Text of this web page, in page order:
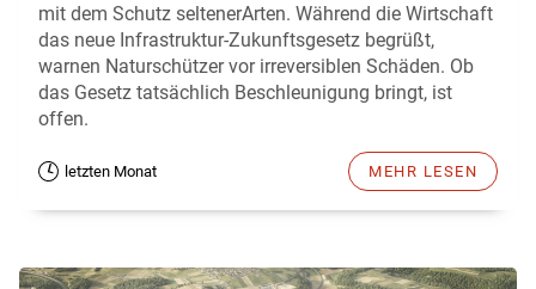
mit dem Schutz seltenerArten. Während die Wirtschaft
das neue Infrastruktur-Zukunftsgesetz begrüßt,
warnen Naturschützer vor irreversiblen Schäden. Ob
das Gesetz tatsächlich Beschleunigung bringt, ist
offen.
letzten Monat MEHR LESEN